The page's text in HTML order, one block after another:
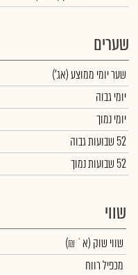
שערים
שער יומי ממוצע(אג')
יומי גבוה
יומי נמוך
52 שבועות גבוה
52 שבועות נמוך
שווי
שווי שוק (א` ₪)
מכפיל רווח